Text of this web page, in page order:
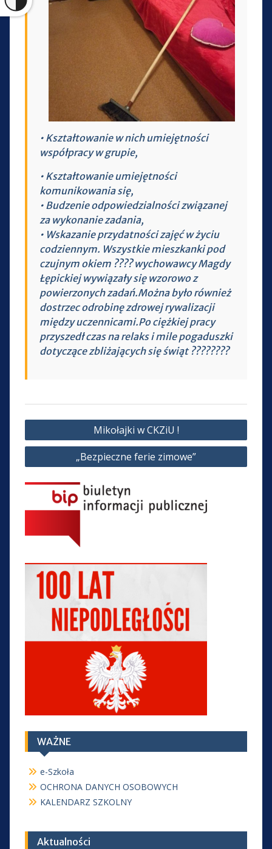
• Kształtowanie w nich umiejętności
współpracy w grupie,
• Kształtowanie umiejętności
komunikowania się,
• Budzenie odpowiedzialności związanej
za wykonanie zadania,
• Wskazanie przydatności zajęć w życiu
codziennym. Wszystkie mieszkanki pod
czujnym okiem ???? wychowawcy Magdy
Łępickiej wywiązały się wzorowo z
powierzonych zadań.Można było również
dostrzec odrobinę zdrowej rywalizacji
między uczennicami.Po ciężkiej pracy
przyszedł czas na relaks i mile pogaduszki
dotyczące zbliżających się świąt ????????
Nawigacja
wpisu
Mikołajki w CKZiU !
„Bezpieczne ferie zimowe”
WAŻNE
e-Szkoła
OCHRONA DANYCH OSOBOWYCH
KALENDARZ SZKOLNY
Aktualności